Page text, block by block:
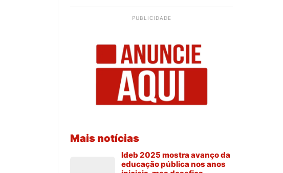
PUBLICIDADE
Mais notícias
Ideb 2025 mostra avanço da
educação pública nos anos